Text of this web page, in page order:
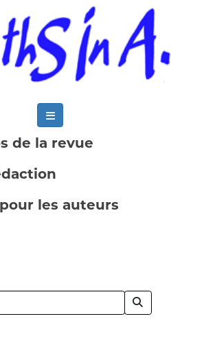
de la revue
les auteurs